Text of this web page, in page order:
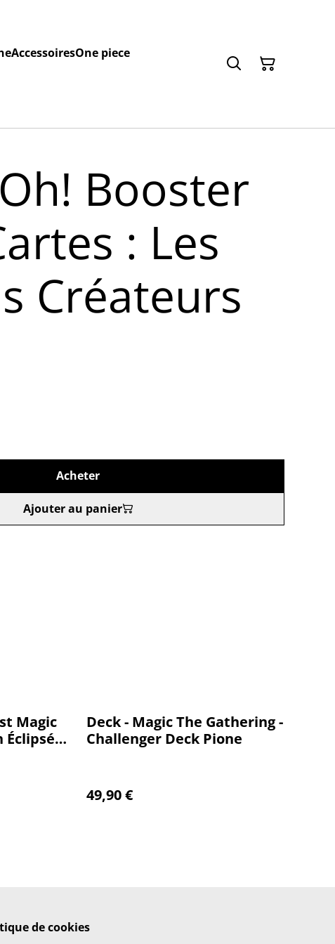
AccessoiresOne piece
Booster
: Les
Créateurs
Acheter
Ajouter au panier
Magic
-
Deck - Magic The Gathering -
Challenger Deck Pione
49,90 €
de cookies